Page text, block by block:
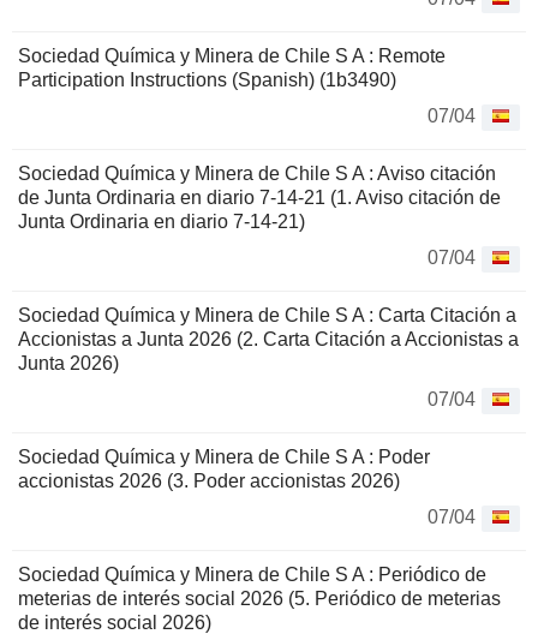
Sociedad Química y Minera de Chile S A : Remote
Participation Instructions (Spanish) (1b3490)
07/04
Sociedad Química y Minera de Chile S A : Aviso citación
de Junta Ordinaria en diario 7-14-21 (1. Aviso citación de
Junta Ordinaria en diario 7-14-21)
07/04
Sociedad Química y Minera de Chile S A : Carta Citación a
Accionistas a Junta 2026 (2. Carta Citación a Accionistas a
Junta 2026)
07/04
Sociedad Química y Minera de Chile S A : Poder
accionistas 2026 (3. Poder accionistas 2026)
07/04
Sociedad Química y Minera de Chile S A : Periódico de
meterias de interés social 2026 (5. Periódico de meterias
de interés social 2026)